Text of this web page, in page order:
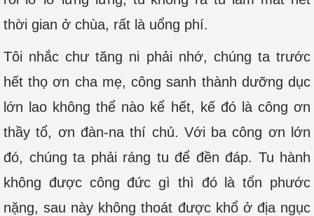
thời gian ở chùa, rất là uổng phí.
Tôi nhắc chư tăng ni phải nhớ, chúng ta trước
hết thọ ơn cha mẹ, công sanh thành dưỡng dục
lớn lao không thể nào kể hết, kế đó là công ơn
thầy tổ, ơn đàn-na thí chủ. Với ba công ơn lớn
đó, chúng ta phải ráng tu để đền đáp. Tu hành
không được công đức gì thì đó là tổn phước
nặng, sau này không thoát được khổ ở địa ngục